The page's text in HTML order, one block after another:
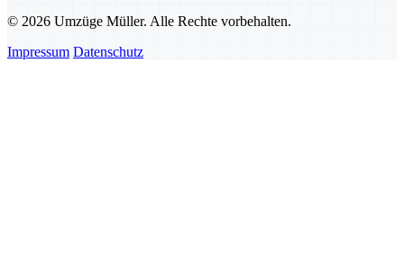
© 2026 Umzüge Müller. Alle Rechte vorbehalten.
Impressum Datenschutz